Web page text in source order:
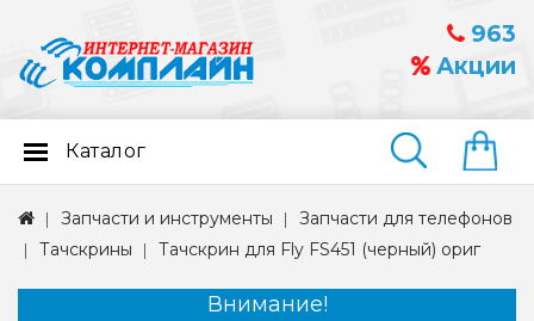
963
Акции
Найти
Каталог
Запчасти и инструменты
Запчасти для телефонов
Тачскрины
Тачскрин для Fly FS451 (черный) ориг
Внимание!